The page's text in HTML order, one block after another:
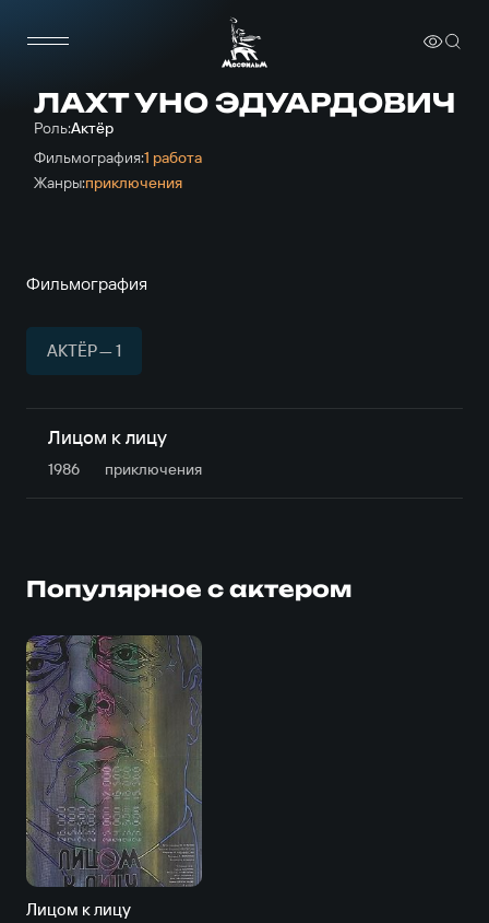
ЛАХТ УНО ЭДУАРДОВИЧ
Роль:Актёр
Фильмография:1 работа
Жанры:приключе­ния
Фильмография
АКТЁР — 1
Лицом к лицу
1986 приключе­ния
Популярное с актером
Лицом к лицу